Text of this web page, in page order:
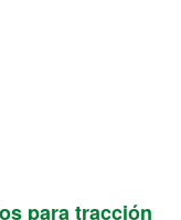
para tracción